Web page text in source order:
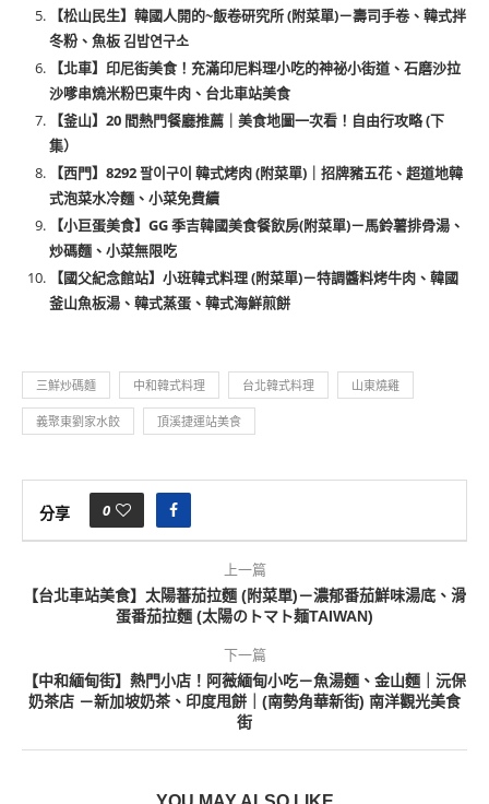
【松山民生】韓國人開的~飯卷研究所 (附菜單)－壽司手卷、韓式拌
冬粉、魚板 김밥연구소
【北車】印尼街美食！充滿印尼料理小吃的神祕小街道、石磨沙拉
沙嗲串燒米粉巴東牛肉、台北車站美食
【釜山】20 間熱門餐廳推薦｜美食地圖一次看！自由行攻略 (下
集）
【西門】8292 팔이구이 韓式烤肉 (附菜單)｜招牌豬五花、超道地韓
式泡菜水冷麵、小菜免費續
【小巨蛋美食】GG 季吉韓國美食餐飲房(附菜單)－馬鈴薯排骨湯、
炒碼麵、小菜無限吃
【國父紀念館站】小班韓式料理 (附菜單)－特調醬料烤牛肉、韓國
釜山魚板湯、韓式蒸蛋、韓式海鮮煎餅
三鮮炒碼麵 中和韓式料理 台北韓式料理 山東燒雞
義聚東劉家水餃 頂溪捷運站美食
分享 0
上一篇
【台北車站美食】太陽蕃茄拉麵 (附菜單)－濃郁番茄鮮味湯底、滑
蛋番茄拉麵 (太陽のトマト麺TAIWAN)
下一篇
【中和緬甸街】熱門小店！阿薇緬甸小吃－魚湯麵、金山麵｜沅保
奶茶店 －新加坡奶茶、印度甩餅｜(南勢角華新街) 南洋觀光美食
街